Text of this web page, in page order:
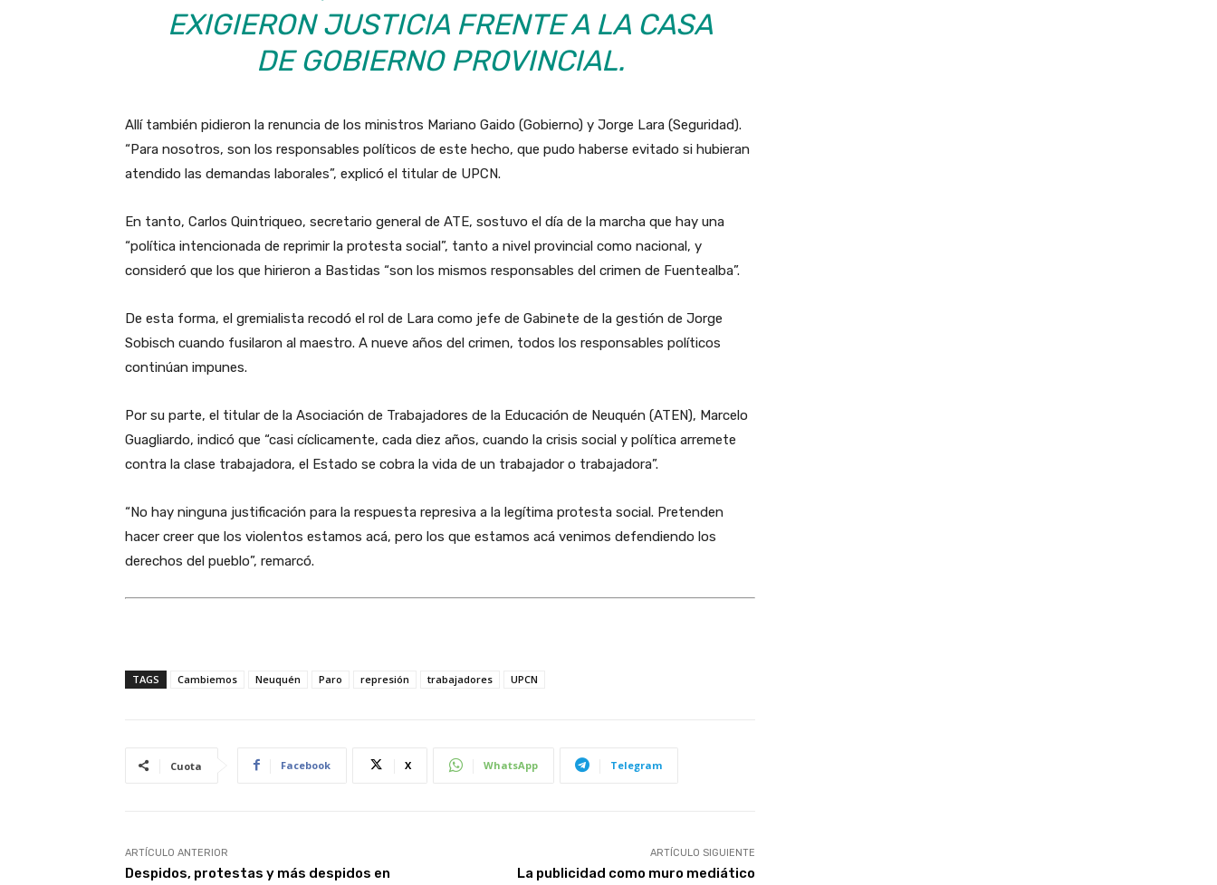
EXIGIERON JUSTICIA FRENTE A LA CASA
DE GOBIERNO PROVINCIAL.
Allí también pidieron la renuncia de los ministros Mariano Gaido (Gobierno) y Jorge Lara (Seguridad).
“Para nosotros, son los responsables políticos de este hecho, que pudo haberse evitado si hubieran
atendido las demandas laborales”, explicó el titular de UPCN.
En tanto, Carlos Quintriqueo, secretario general de ATE, sostuvo el día de la marcha que hay una
“política intencionada de reprimir la protesta social”, tanto a nivel provincial como nacional, y
consideró que los que hirieron a Bastidas “son los mismos responsables del crimen de Fuentealba”.
De esta forma, el gremialista recodó el rol de Lara como jefe de Gabinete de la gestión de Jorge
Sobisch cuando fusilaron al maestro. A nueve años del crimen, todos los responsables políticos
continúan impunes.
Por su parte, el titular de la Asociación de Trabajadores de la Educación de Neuquén (ATEN), Marcelo
Guagliardo, indicó que “casi cíclicamente, cada diez años, cuando la crisis social y política arremete
contra la clase trabajadora, el Estado se cobra la vida de un trabajador o trabajadora”.
“No hay ninguna justificación para la respuesta represiva a la legítima protesta social. Pretenden
hacer creer que los violentos estamos acá, pero los que estamos acá venimos defendiendo los
derechos del pueblo”, remarcó.
TAGS Cambiemos Neuquén Paro represión trabajadores UPCN
Cuota Facebook X WhatsApp Telegram
ARTÍCULO ANTERIOR
Despidos, protestas y más despidos en
ARTÍCULO SIGUIENTE
La publicidad como muro mediático